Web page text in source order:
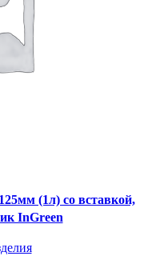
(1л) со вставкой,
InGreen